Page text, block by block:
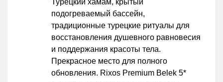
подогреваемый бассейн,
традиционные турецкие ритуалы для
восстановления душевного равновесия
и поддержания красоты тела.
Прекрасное место для полного
обновления. Rixos Premium Belek 5*